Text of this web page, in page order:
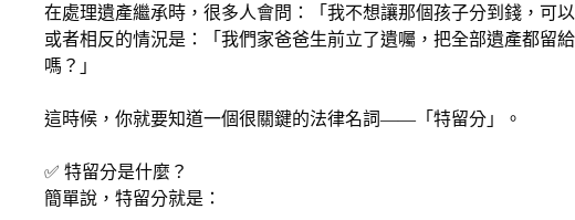
在處理遺產繼承時，很多人會問：「我不想讓那個孩子分到錢，可
或者相反的情況是：「我們家爸爸生前立了遺囑，把全部遺產都留
嗎？」
這時候，你就要知道一個很關鍵的法律名詞——「特留分」。
✅ 特留分是什麼？
簡單說，特留分就是：